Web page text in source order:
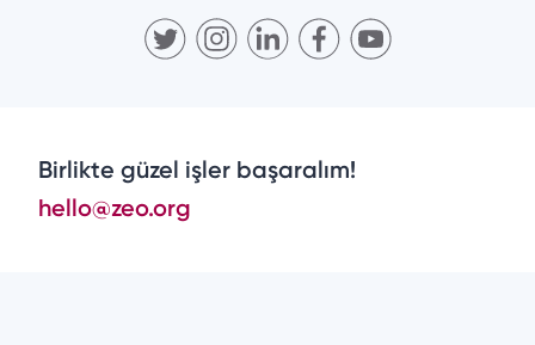
Birlikte güzel işler başaralım!
hello@zeo.org